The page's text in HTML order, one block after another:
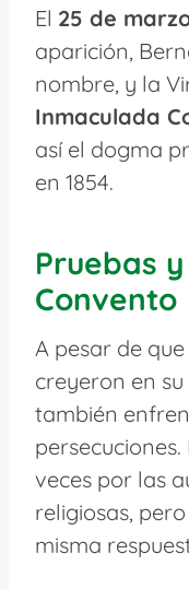
El 25 de
aparición,
nombre, y la
Inmaculada
así el dogma
en 1854.
Pruebas
Convento
A pesar de
creyeron en
también
veces por las
religiosas,
misma